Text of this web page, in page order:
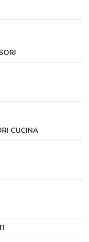
CUCINA